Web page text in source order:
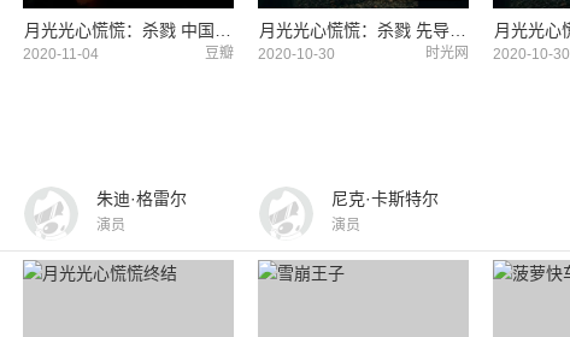
2020-11-04 豆瓣 2020-10-30 时光网 2020-10-30
朱迪·格雷尔
演员
尼克·卡斯特尔
演员